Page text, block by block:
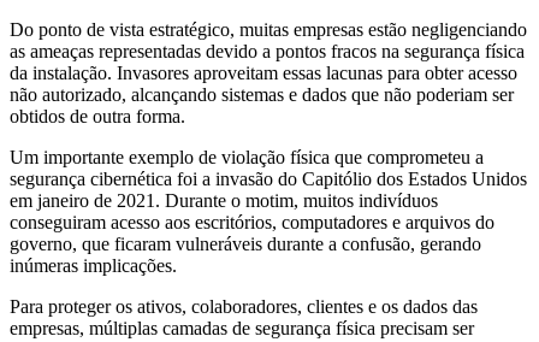
Do ponto de vista estratégico, muitas empresas estão negligenciando
as ameaças representadas devido a pontos fracos na segurança física
da instalação. Invasores aproveitam essas lacunas para obter acesso
não autorizado, alcançando sistemas e dados que não poderiam ser
obtidos de outra forma.
Um importante exemplo de violação física que comprometeu a
segurança cibernética foi a invasão do Capitólio dos Estados Unidos
em janeiro de 2021. Durante o motim, muitos indivíduos
conseguiram acesso aos escritórios, computadores e arquivos do
governo, que ficaram vulneráveis durante a confusão, gerando
inúmeras implicações.
Para proteger os ativos, colaboradores, clientes e os dados das
empresas, múltiplas camadas de segurança física precisam ser